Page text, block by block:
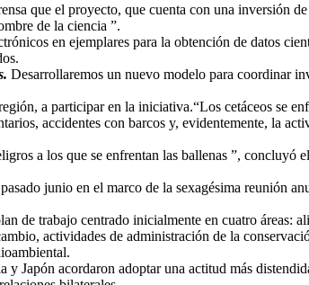
que el proyecto, que cuenta con una inversión
de la ciencia ”.
en ejemplares para la obtención de datos
Desarrollaremos un nuevo modelo para coordinar
a participar en la iniciativa.“Los cetáceos se
accidentes con barcos y, evidentemente, la
a los que se enfrentan las ballenas ”, concluyó
junio en el marco de la sexagésima reunión
de trabajo centrado inicialmente en cuatro áreas:
actividades de administración de la
y Japón acordaron adoptar una actitud más